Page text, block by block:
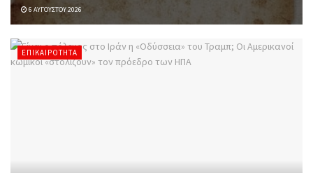
6 ΑΥΓΟΎΣΤΟΥ 2026
ΕΠΙΚΑΙΡΌΤΗΤΑ